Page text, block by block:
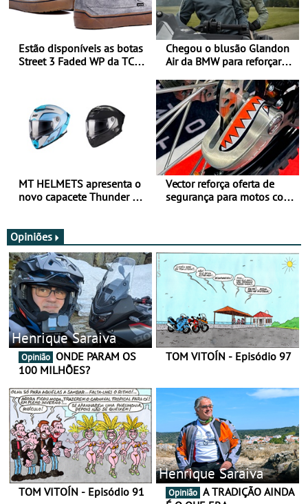
Estão disponíveis as botas
Street 3 Faded WP da TCX
Chegou o blusão Glandon
Air da BMW para reforçar
verão
MT HELMETS apresenta o
novo capacete Thunder 4 R
Vector reforça oferta de
segurança para motos com
Opiniões
Henrique Saraiva
Opinião
100 MILHÕES?
TOM VITOÍN - Episódio 97
TOM VITOÍN - Episódio 91
Henrique Saraiva
Opinião